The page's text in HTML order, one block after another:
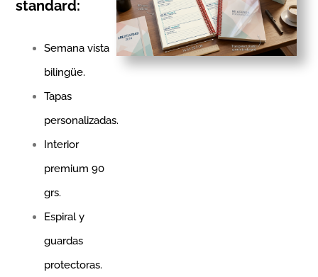
standard:
Semana vista
bilingüe.
Tapas
personalizadas.
Interior
premium 90
grs.
Espiral y
guardas
protectoras.